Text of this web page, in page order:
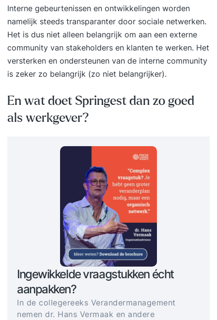
Interne gebeurtenissen en ontwikkelingen worden
namelijk steeds transparanter door sociale netwerken.
Het is dus niet alleen belangrijk om aan een externe
community van stakeholders en klanten te werken. Het
versterken en ondersteunen van de interne community
is zeker zo belangrijk (zo niet belangrijker).
En wat doet Springest dan zo goed
als werkgever?
Ingewikkelde vraagstukken écht
aanpakken?
In de collegereeks Verandermanagement
nemen dr. Hans Vermaak en andere